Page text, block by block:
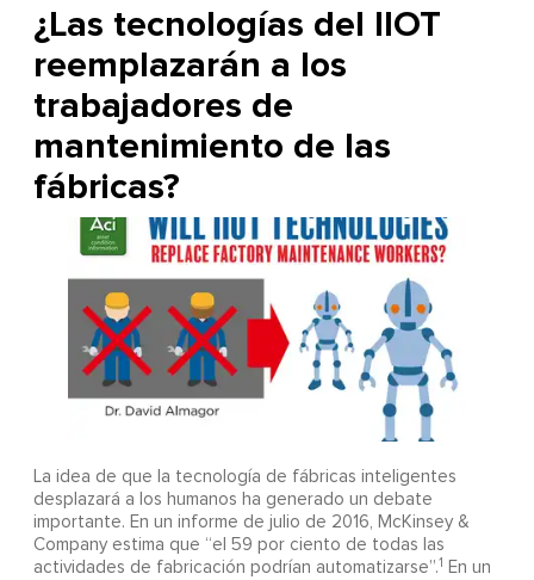
¿Las tecnologías del IIOT
reemplazarán a los
trabajadores de
mantenimiento de las
fábricas?
La idea de que la tecnología de fábricas inteligentes
desplazará a los humanos ha generado un debate
importante. En un informe de julio de 2016, McKinsey &
Company estima que “el 59 por ciento de todas las
actividades de fabricación podrían automatizarse”.1
En un